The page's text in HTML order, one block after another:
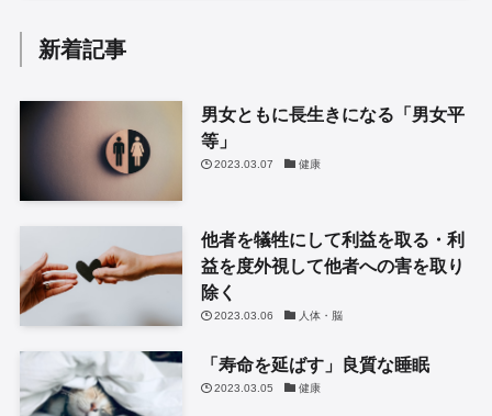
新着記事
男女ともに長生きになる「男女平
等」
2023.03.07 健康
他者を犠牲にして利益を取る・利
益を度外視して他者への害を取り
除く
2023.03.06 人体・脳
「寿命を延ばす」良質な睡眠
2023.03.05 健康